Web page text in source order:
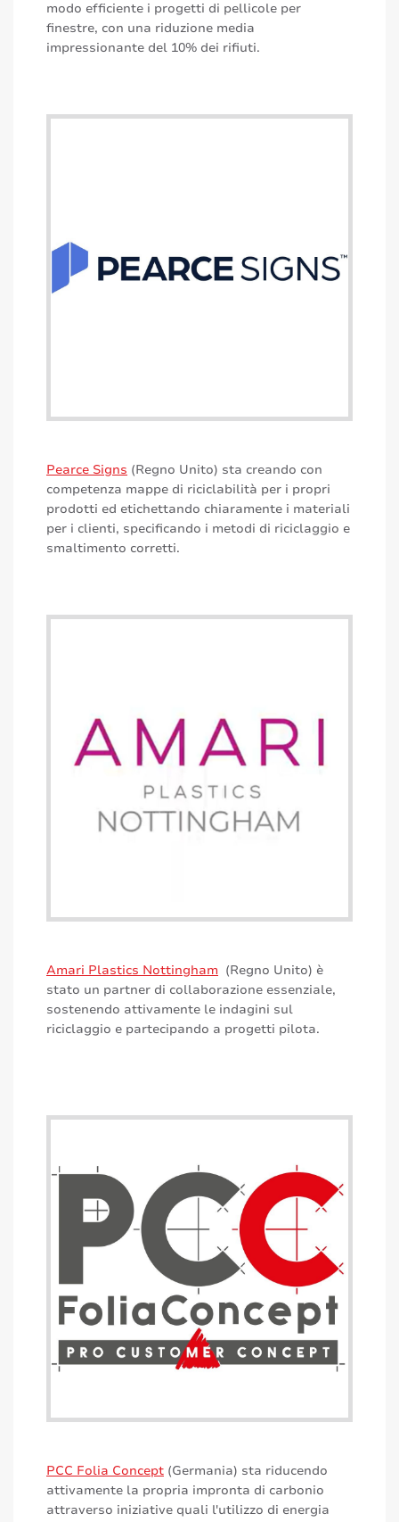
modo efficiente i progetti di pellicole per
finestre, con una riduzione media
impressionante del 10% dei rifiuti.
Pearce Signs (Regno Unito) sta creando con
competenza mappe di riciclabilità per i propri
prodotti ed etichettando chiaramente i materiali
per i clienti, specificando i metodi di riciclaggio e
smaltimento corretti.
Amari Plastics Nottingham (Regno Unito) è
stato un partner di collaborazione essenziale,
sostenendo attivamente le indagini sul
riciclaggio e partecipando a progetti pilota.
PCC Folia Concept (Germania) sta riducendo
attivamente la propria impronta di carbonio
attraverso iniziative quali l'utilizzo di energia